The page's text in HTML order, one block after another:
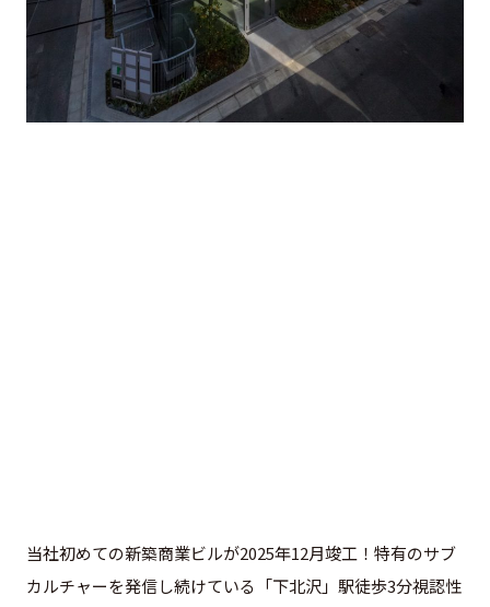
当社初めての新築商業ビルが2025年12月竣工！特有のサブ
カルチャーを発信し続けている「下北沢」駅徒歩3分視認性